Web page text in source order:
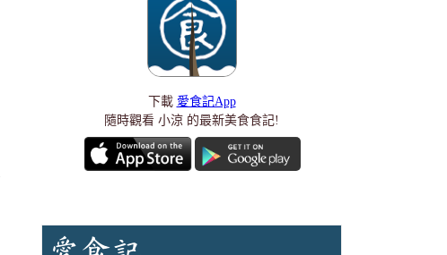
下載 愛食記App
隨時觀看 小涼 的最新美食食記!